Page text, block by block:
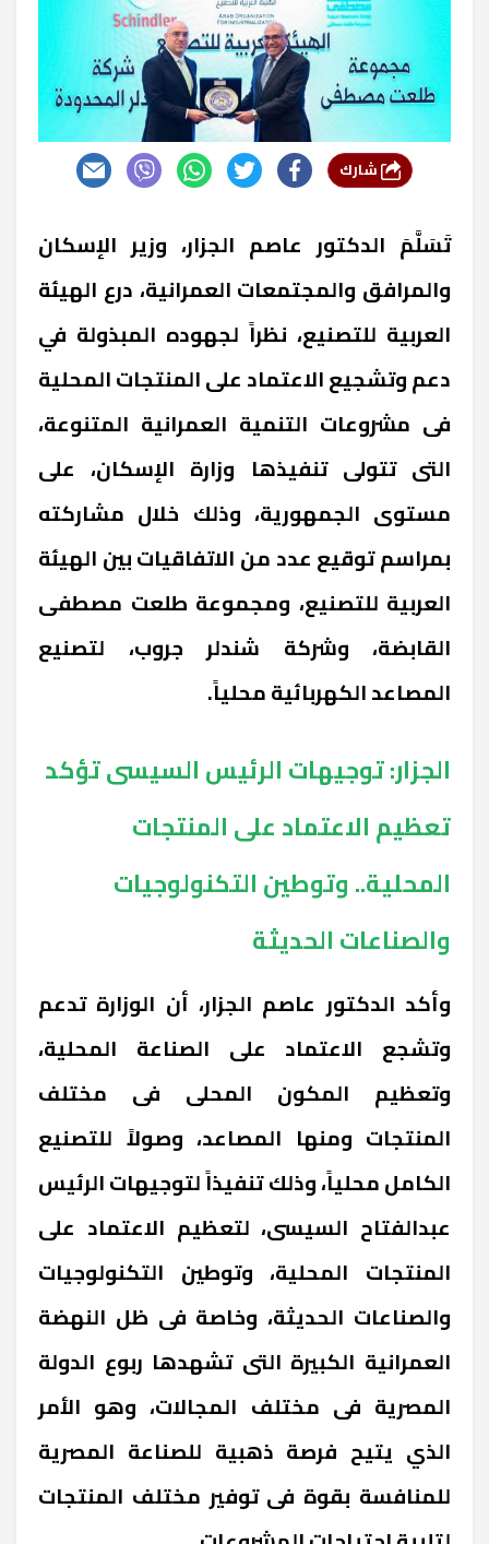
تَسَلَّمَ الدكتور عاصم الجزار، وزير الإسكان
والمرافق والمجتمعات العمرانية، درع الهيئة
العربية للتصنيع، نظراً لجهوده المبذولة في
دعم وتشجيع الاعتماد على المنتجات المحلية
فى مشروعات التنمية العمرانية المتنوعة،
التى تتولى تنفيذها وزارة الإسكان، على
مستوى الجمهورية، وذلك خلال مشاركته
بمراسم توقيع عدد من الاتفاقيات بين الهيئة
العربية للتصنيع، ومجموعة طلعت مصطفى
القابضة، وشركة شندلر جروب، لتصنيع
المصاعد الكهربائية محلياً.
الجزار: توجيهات الرئيس السيسى تؤكد
تعظيم الاعتماد على المنتجات
المحلية.. وتوطين التكنولوجيات
والصناعات الحديثة
وأكد الدكتور عاصم الجزار، أن الوزارة تدعم
وتشجع الاعتماد على الصناعة المحلية،
وتعظيم المكون المحلى فى مختلف
المنتجات ومنها المصاعد، وصولاً للتصنيع
الكامل محلياً، وذلك تنفيذاً لتوجيهات الرئيس
عبدالفتاح السيسى، لتعظيم الاعتماد على
المنتجات المحلية، وتوطين التكنولوجيات
والصناعات الحديثة، وخاصة فى ظل النهضة
العمرانية الكبيرة التى تشهدها ربوع الدولة
المصرية فى مختلف المجالات، وهو الأمر
الذي يتيح فرصة ذهبية للصناعة المصرية
للمنافسة بقوة فى توفير مختلف المنتجات